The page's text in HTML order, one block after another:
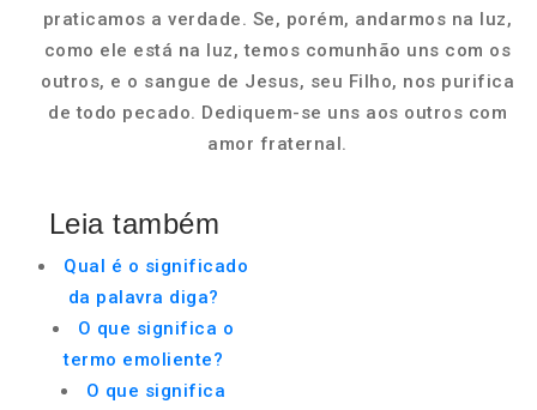
praticamos a verdade. Se, porém, andarmos na luz,
como ele está na luz, temos comunhão uns com os
outros, e o sangue de Jesus, seu Filho, nos purifica
de todo pecado. Dediquem-se uns aos outros com
amor fraternal.
Leia também
Qual é o significado
da palavra diga?
O que significa o
termo emoliente?
O que significa